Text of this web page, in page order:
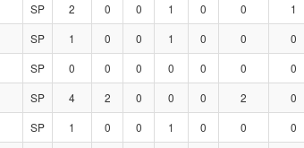
SP 2 0 0 1 0 0 1
SP 1 0 0 1 0 0 0
SP 0 0 0 0 0 0 0
SP 4 2 0 0 0 2 0
SP 1 0 0 1 0 0 0